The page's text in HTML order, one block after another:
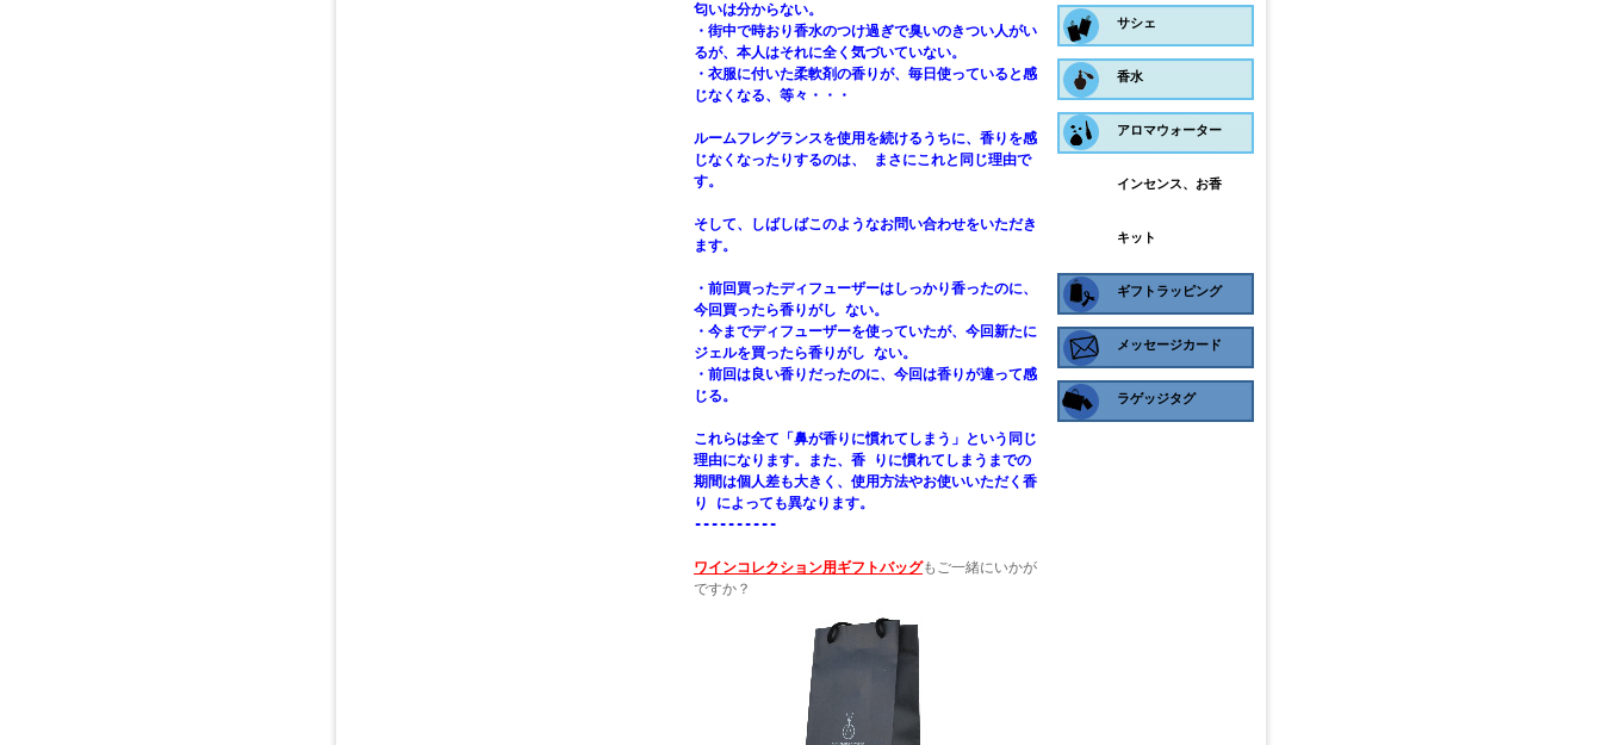
匂いは分からない。
・街中で時おり香水のつけ過ぎで臭いのきつい人がい
るが、本人はそれに全く気づいていない。
・衣服に付いた柔軟剤の香りが、毎日使っていると感
じなくなる、等々・・・
ルームフレグランスを使用を続けるうちに、香りを感
じなくなったりするのは、 まさにこれと同じ理由で
す。
そして、しばしばこのようなお問い合わせをいただき
ます。
・前回買ったディフューザーはしっかり香ったのに、
今回買ったら香りがし ない。
・今までディフューザーを使っていたが、今回新たに
ジェルを買ったら香りがし ない。
・前回は良い香りだったのに、今回は香りが違って感
じる。
これらは全て「鼻が香りに慣れてしまう」という同じ
理由になります。また、香 りに慣れてしまうまでの
期間は個人差も大きく、使用方法やお使いいただく香
り によっても異なります。
----------
ワインコレクション用ギフトバッグもご一緒にいかが
ですか？
サシェ
香水
アロマウォーター
インセンス、お香
キット
ギフトラッピング
メッセージカード
ラゲッジタグ